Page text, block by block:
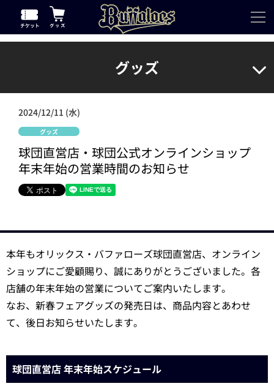
グッズ
2024/12/11 (水)
グッズ
球団直営店・球団公式オンラインショップ
年末年始の営業時間のお知らせ
本年もオリックス・バファローズ球団直営店、オンライン
ショップにご愛顧賜り、誠にありがとうございました。各
店舗の年末年始の営業についてご案内いたします。
なお、新春フェアグッズの発売日は、商品内容とあわせ
て、後日お知らせいたします。
球団直営店 年末年始スケジュール